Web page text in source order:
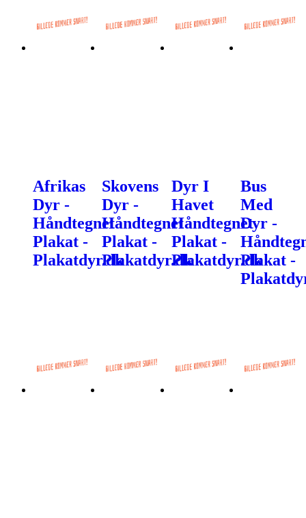
Afrikas
Dyr -
Håndtegnet
Plakat -
Plakatdyr.dk
Skovens
Dyr -
Håndtegnet
Plakat -
Plakatdyr.dk
Dyr I
Havet
Håndtegnet
Plakat -
Plakatdyr.dk
Bus
Med
Dyr -
Plakat -